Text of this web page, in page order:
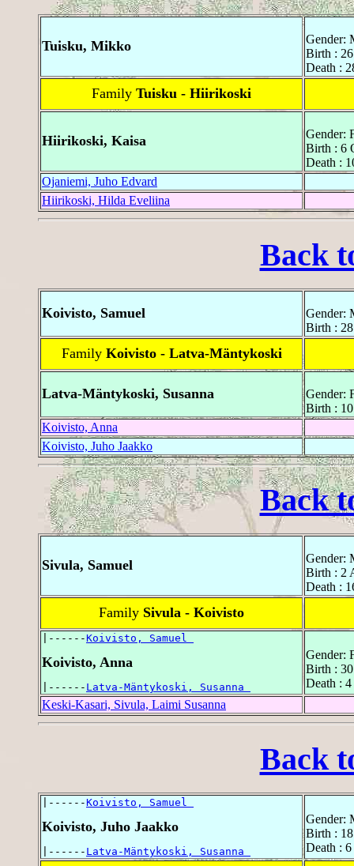
Tuisku, Mikko
Gender:
Birth :
Death :
Family Tuisku - Hiirikoski
Hiirikoski, Kaisa
Gender:
Birth : 6
Death :
Ojaniemi, Juho Edvard
Hiirikoski, Hilda Eveliina
Back
Koivisto, Samuel
Gender:
Birth :
Family Koivisto - Latva-Mäntykoski
Latva-Mäntykoski, Susanna
Gender:
Birth :
Koivisto, Anna
Koivisto, Juho Jaakko
Back
Sivula, Samuel
Gender:
Birth : 2
Death :
Family Sivula - Koivisto
|------Koivisto, Samuel
Koivisto, Anna
|------ Latva-Mäntykoski, Susanna
Gender:
Birth :
Death :
Keski-Kasari, Sivula, Laimi Susanna
Back
|------Koivisto, Samuel
Koivisto, Juho Jaakko
|------ Latva-Mäntykoski, Susanna
Gender:
Birth :
Death :